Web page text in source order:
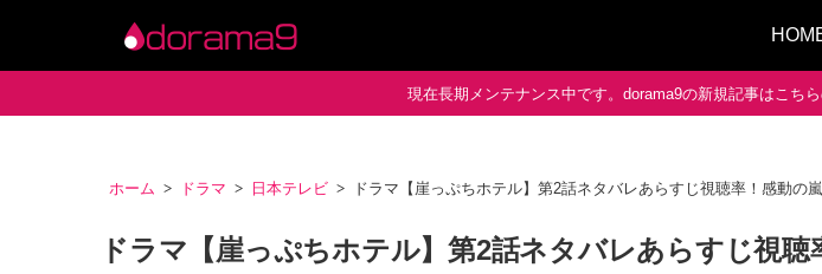
現在長期メンテナンス中です。dorama9の新規記事はこち
ホーム ドラマ 日本テレビ ドラマ【崖っぷちホテル】第2話ネタバレあらすじ視聴率！感動の
ドラマ【崖っぷちホテル】第2話ネタバレあらすじ視聴